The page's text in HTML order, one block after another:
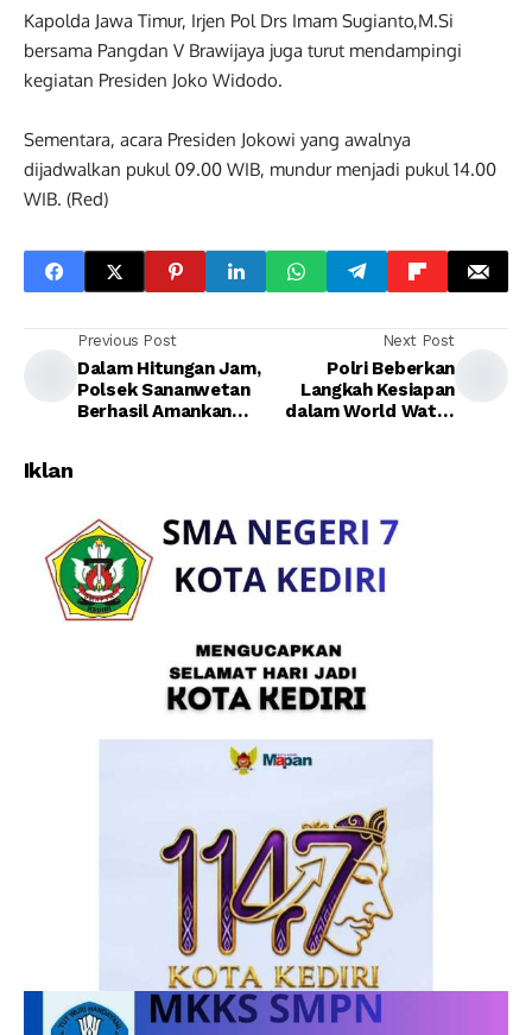
Kapolda Jawa Timur, Irjen Pol Drs Imam Sugianto,M.Si
bersama Pangdan V Brawijaya juga turut mendampingi
kegiatan Presiden Joko Widodo.
Sementara, acara Presiden Jokowi yang awalnya
dijadwalkan pukul 09.00 WIB, mundur menjadi pukul 14.00
WIB. (Red)
Previous Post
Dalam Hitungan Jam,
Polsek Sananwetan
Berhasil Amankan
Next Post
Polri Beberkan
Langkah Kesiapan
dalam World Water
Iklan